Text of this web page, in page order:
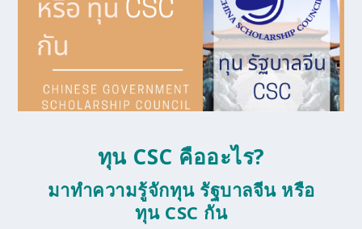
ทุน CSC คืออะไร?
มาทำความรู้จักทุน รัฐบาลจีน หรือ
ทุน CSC กัน